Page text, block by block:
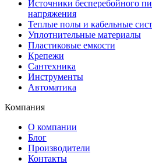
Источники бесперебойного
напряжения
Теплые полы и кабельные
Уплотнительные материалы
Пластиковые емкости
Крепежи
Сантехника
Инструменты
Автоматика
Компания
О компании
Блог
Производители
Контакты